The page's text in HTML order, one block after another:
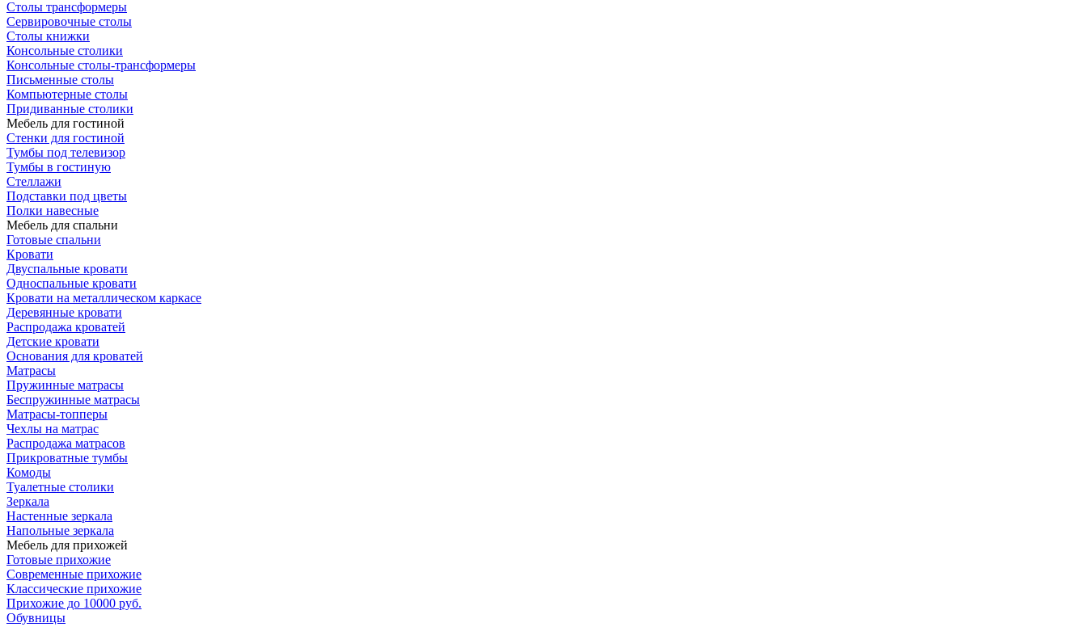
Столы трансформеры
Сервировочные столы
Столы книжки
Консольные столики
Консольные столы-трансформеры
Письменные столы
Компьютерные столы
Придиванные столики
Мебель для гостиной
Стенки для гостиной
Тумбы под телевизор
Тумбы в гостиную
Стеллажи
Подставки под цветы
Полки навесные
Мебель для спальни
Готовые спальни
Кровати
Двуспальные кровати
Односпальные кровати
Кровати на металлическом каркасе
Деревянные кровати
Распродажа кроватей
Детские кровати
Основания для кроватей
Матрасы
Пружинные матрасы
Беспружинные матрасы
Матрасы-топперы
Чехлы на матрас
Распродажа матрасов
Прикроватные тумбы
Комоды
Туалетные столики
Зеркала
Настенные зеркала
Напольные зеркала
Мебель для прихожей
Готовые прихожие
Современные прихожие
Классические прихожие
Прихожие до 10000 руб.
Обувницы